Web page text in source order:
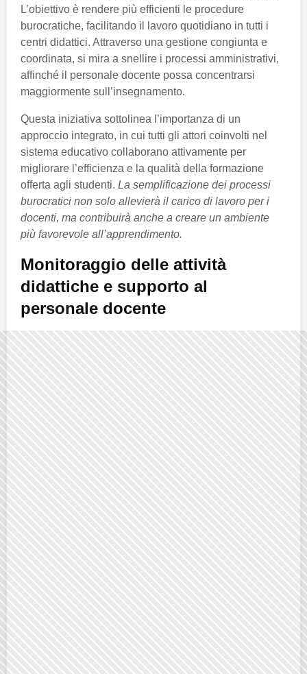
L’obiettivo è rendere più efficienti le procedure
burocratiche, facilitando il lavoro quotidiano in tutti i
centri didattici. Attraverso una gestione congiunta e
coordinata, si mira a snellire i processi amministrativi,
affinché il personale docente possa concentrarsi
maggiormente sull’insegnamento.
Questa iniziativa sottolinea l’importanza di un
approccio integrato, in cui tutti gli attori coinvolti nel
sistema educativo collaborano attivamente per
migliorare l’efficienza e la qualità della formazione
offerta agli studenti. La semplificazione dei processi
burocratici non solo allevierà il carico di lavoro per i
docenti, ma contribuirà anche a creare un ambiente
più favorevole all’apprendimento.
Monitoraggio delle attività
didattiche e supporto al
personale docente